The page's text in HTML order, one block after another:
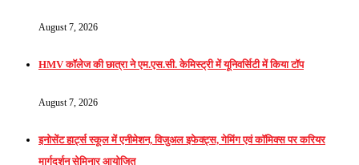
August 7, 2026
HMV कॉलेज की छात्रा ने एम.एस.सी. केमिस्ट्री में यूनिवर्सिटी में किया टॉप
August 7, 2026
इनोसेंट हार्ट्स स्कूल में एनीमेशन, विजुअल इफेक्ट्स, गेमिंग एवं कॉमिक्स पर करियर
मार्गदर्शन सेमिनार आयोजित